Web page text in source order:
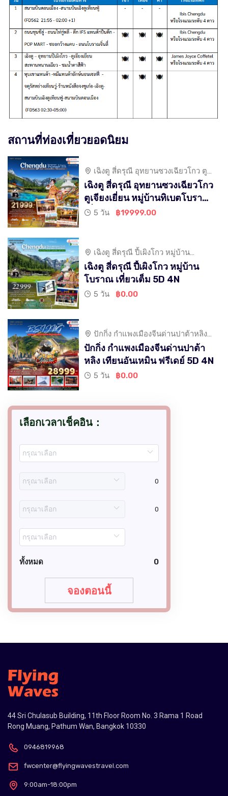
สถานที่ท่องเที่ยวยอดนิยม
เฉิงตู สี่ดรุณี อุทยานซวงเฉียวโกว ตู
เจียงเยี่ยน หมู่บ้านทิเบตโบราณ
เฉิงตู สี่ดรุณี อุทยานซวงเฉียวโกว
ตูเจียงเยี่ยน หมู่บ้านทิเบตโบราณ
เที่ยวเต็ม 5D 4N
5 วัน ฿19999.00
เฉิงตู สี่ดรุณี ปี้เผิงโกว หมู่บ้าน
โบราณ เที่ยวเต็ม
เฉิงตู สี่ดรุณี ปี้เผิงโกว หมู่บ้าน
โบราณ เที่ยวเต็ม 5D 4N
5 วัน ฿0.00
ปักกิ่ง กำแพงเมืองจีนด่านปาต้าหลิง
เทียนอันเหมิน
ปักกิ่ง กำแพงเมืองจีนด่านปาต้า
หลิง เทียนอันเหมิน ฟรีเดย์ 5D 4N
5 วัน ฿0.00
เลือกเวลาเช็คอิน：
0
0
ทั้งหมด 0
จองตอนนี้
44 Sri Chulasub Building, 11th Floor Room No. 3 Rama 1 Road
Rong Muang, Pathum Wan, Bangkok 10330
0946819968
fwcenter@flyingwavestravel.com
9:00am-18:00pm